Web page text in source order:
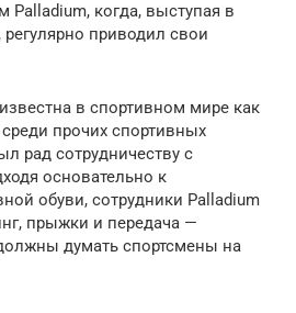
когда, выступая в
регулярно приводил свои
в спортивном мире как
прочих спортивных
рад сотрудничеству с
основательно к
обуви, сотрудники Palladium
прыжки и передача —
думать спортсмены на